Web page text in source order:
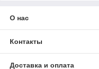
О нас
Контакты
Доставка и оплата